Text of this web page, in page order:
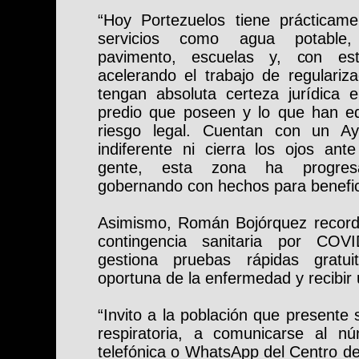
“Hoy Portezuelos tiene
servicios como agua potable,
pavimento, escuelas y, con
acelerando el trabajo de
tengan absoluta certeza jurídica
predio que poseen y lo que han
riesgo legal. Cuentan con un
indiferente ni cierra los ojos
gente, esta zona ha
gobernando con hechos para
Asimismo, Román Bojórquez
contingencia sanitaria por
gestiona pruebas rápidas
oportuna de la enfermedad y
“Invito a la población que presente
respiratoria, a comunicarse al
telefónica o WhatsApp del Centro